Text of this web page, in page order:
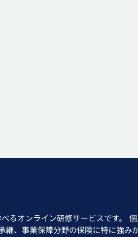
るオンライン研修サービスです。
、事業保障分野の保険に特に強みが